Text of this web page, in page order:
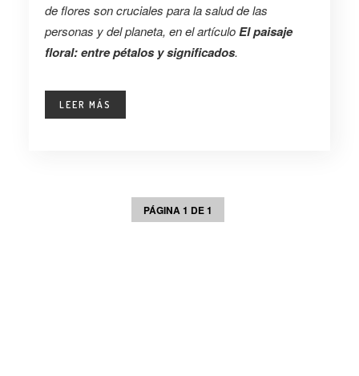
de flores son cruciales para la salud de las
personas y del planeta, en el artículoEl paisaje
floral: entre pétalos y significados.
LEER MÁS
PÁGINA 1 DE 1